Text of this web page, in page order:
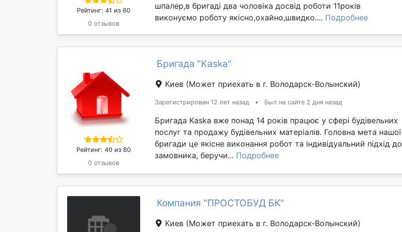
Рейтинг: 41 из 80
0 отзывов
шпалер,в бригаді два чоловіка досвід роботи 11років
виконуємо роботу якісно,охайно,швидко.... Подробнее
Рейтинг: 40 из 80
0 отзывов
Бригада "Kaska"
Киев (Может приехать в г. Володарск-Волынский)
Зарегистрирован 12 лет назад • Был на сайте 2 дня назад
Бригада Kaska вже понад 14 років працює у сфері будівельних
послуг та продажу будівельних матеріалів. Головна мета нашої
бригади це якісне виконання робот та індивідуальний підхід до
замовника, беручи... Подробнее
Компания "ПРОСТОБУД БК"
Киев (Может приехать в г. Володарск-Волынский)